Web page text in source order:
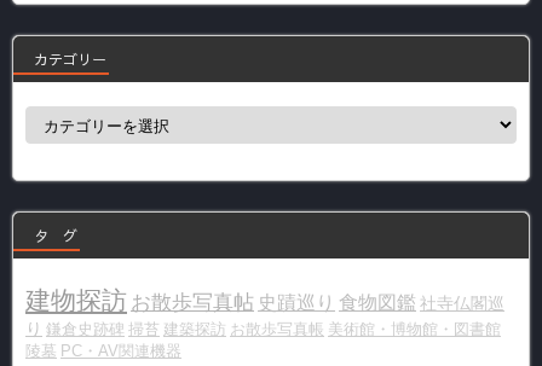
カテゴリー
ー
タ グ
建物探訪 お散歩写真帖 史蹟巡り 食物図鑑 社寺仏閣巡
り 鎌倉史跡碑 掃苔 建築探訪 お散歩写真帳 美術館・博物館・図書館
陵墓 PC・AV関連機器